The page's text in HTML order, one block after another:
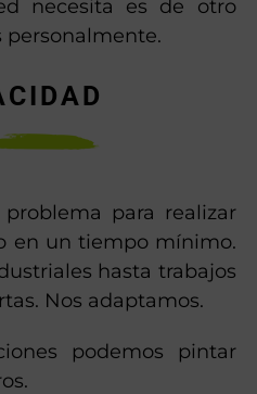
necesita es de otro
personalmente.
para realizar
en un tiempo mínimo.
hasta trabajos
Nos adaptamos.
podemos pintar